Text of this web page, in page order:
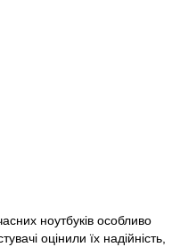
ноутбуків особливо
оцінили їх надійність,